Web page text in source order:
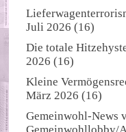
Juli 2026 (16)
Die totale
2026 (16)
Kleine
März 2026 (16)
Gemeinwohl-News